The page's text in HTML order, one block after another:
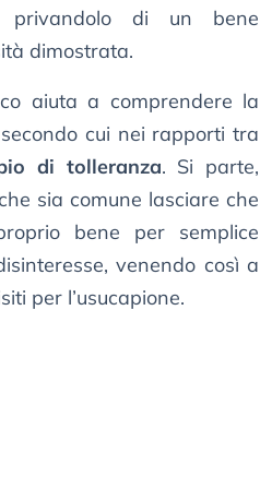
privandolo di un bene
dimostrata.
aiuta a comprendere la
secondo cui nei rapporti tra
di tolleranza. Si parte,
sia comune lasciare che
bene per semplice
venendo così a
per l’usucapione.